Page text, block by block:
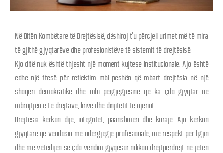
Në Ditën Kombëtare të Drejtësisë, dëshiroj t’u përcjell urimet më të mira
të gjithë gjyqtarëve dhe profesionistëve të sistemit të drejtësisë.
Kjo ditë nuk është thjesht një moment kujtese institucionale. Ajo është
edhe një ftesë për reflektim mbi peshën që mbart drejtësia në një
shoqëri demokratike dhe mbi përgjegjësinë që ka çdo gjyqtar në
mbrojtjen e të drejtave, lirive dhe dinjitetit të njeriut.
Drejtësia kërkon dije, integritet, paanshmëri dhe kurajë. Ajo kërkon
gjyqtarë që vendosin me ndërgjegje profesionale, me respekt për ligjin
dhe me vetëdijen se çdo vendim gjyqësor ndikon drejtpërdrejt në jetën